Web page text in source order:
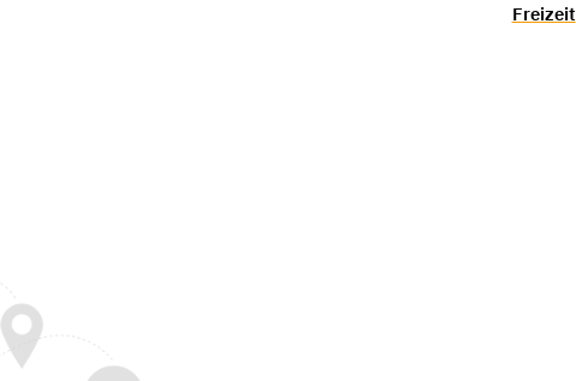
Freizeit